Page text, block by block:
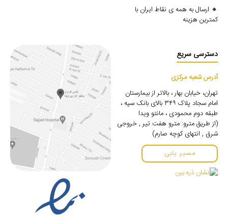
🔸 ارسال به همه ی نقاط ایران با
کمترین هزینه
دسترسی سریع
آدرس شعبه مرکزی
تهران، خیابان بهار ، بالاتر از بیمارستان
امام سجاد پلاک ۳۴۹ بالای بانک سپه ،
طبقه دوم محمودی ، مانتو ویدا
(از طریق مترو: مترو هفت تیر , خروجی
شرق , انتهای کوچه صارم)
مسیر یابی